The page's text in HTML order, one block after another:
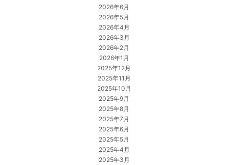
2026年6月
2026年5月
2026年4月
2026年3月
2026年2月
2026年1月
2025年12月
2025年11月
2025年10月
2025年9月
2025年8月
2025年7月
2025年6月
2025年5月
2025年4月
2025年3月